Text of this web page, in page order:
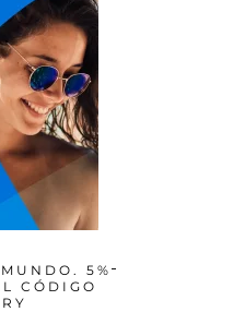
5%
CÓDIGO